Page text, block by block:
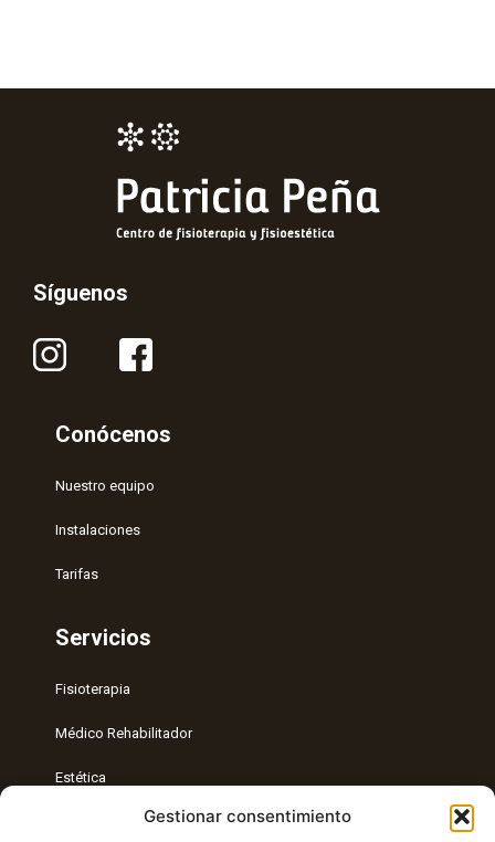
Gestionar consentimiento
Síguenos
Conócenos
Nuestro equipo
Instalaciones
Tarifas
Servicios
Fisioterapia
Médico Rehabilitador
Estética
Entrenamiento Personal